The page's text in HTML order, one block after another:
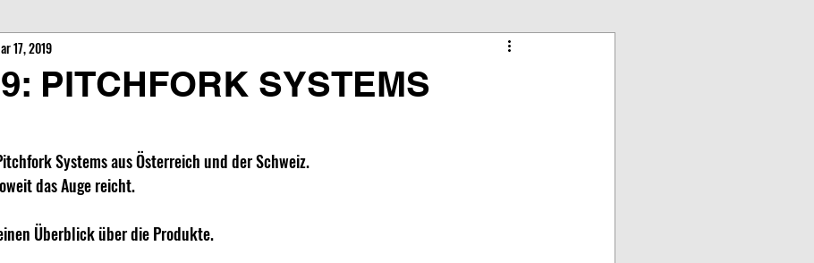
PITCHFORK SYSTEMS
17, 2019
Systems aus Österreich und der Schweiz.
das Auge reicht.
Überblick über die Produkte.